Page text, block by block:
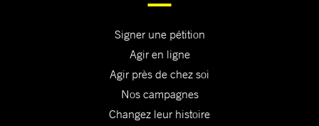
Signer une pétition
Agir en ligne
Agir près de chez soi
Nos campagnes
Changez leur histoire